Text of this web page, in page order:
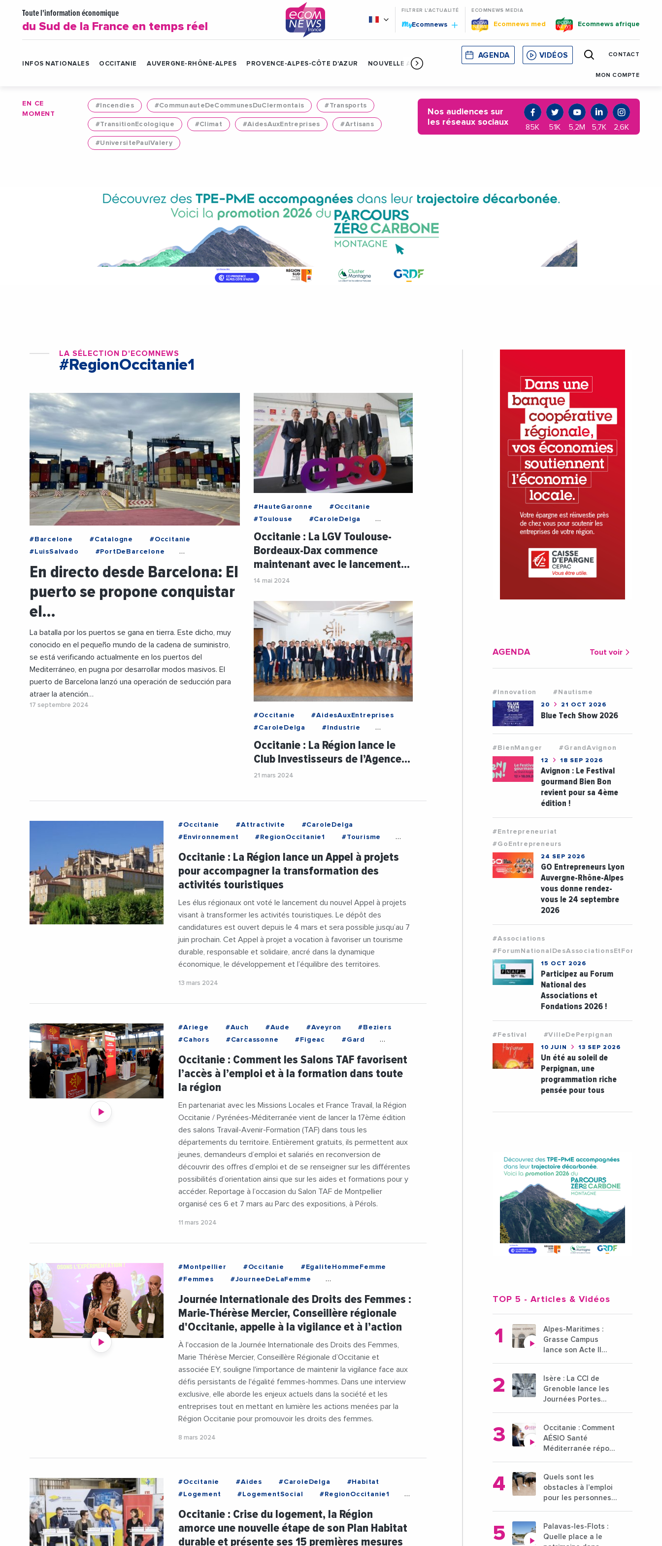
Toute l'information économique
du Sud de la France en temps réel
FILTRER L'ACTUALITÉ
MyEcomnews
ECOMNEWS MEDIA
Ecomnews med Ecomnews afrique
INFOS NATIONALES OCCITANIE AUVERGNE-RHÔNE-ALPES PROVENCE-ALPES-CÔTE D'AZUR NOUVELLE AQUITAINE CORSE MONACO CATALOGNE
AGENDA VIDÉOS CONTACT
MON COMPTE
EN CE
MOMENT
#Incendies #CommunauteDeCommunesDuClermontais #Transports
#TransitionEcologique #Climat #AidesAuxEntreprises #Artisans
#UniversitePaulValery
Nos audiences sur
les réseaux sociaux
85K 51K 5,2M 5,7K 2,6K
LA SÉLECTION D'ECOMNEWS
#RegionOccitanie1
#Barcelone #Catalogne
#Occitanie
#LuisSalvado
#PortDeBarcelone
#RegionOccitanie
#SebastienDenaja
#TransportDeMarchandises
#Transports
#VieDesEntreprises
En directo desde Barcelona: El
puerto se propone conquistar
el…
La batalla por los puertos se gana en tierra. Este dicho, muy
conocido en el pequeño mundo de la cadena de suministro,
se está verificando actualmente en los puertos del
Mediterráneo, en pugna por desarrollar modos masivos. El
puerto de Barcelona lanzó una operación de seducción para
atraer la atención…
17 septembre 2024
#HauteGaronne
#Occitanie
#Toulouse
#CaroleDelga
#DepartementDeLaHauteGaronne
#LGV
#MetropoleDeToulouse
#PrefectureOccitanie
#RegionOccitanie1
#ToulouseMetropole
#Train
Occitanie : La LGV Toulouse-
Bordeaux-Dax commence
maintenant avec le lancement…
14 mai 2024
#Occitanie
#AidesAuxEntreprises
#CaroleDelga
#Industrie
#Investissements
#PME
Occitanie : La Région lance le
Club Investisseurs de l’Agence…
21 mars 2024
#Occitanie #Attractivite
#CaroleDelga
#Environnement
#RegionOccitanie1
#Tourisme
Occitanie : La Région lance un Appel à projets
pour accompagner la transformation des
activités touristiques
Les élus régionaux ont voté le lancement du nouvel Appel à projets
visant à transformer les activités touristiques. Le dépôt des
candidatures est ouvert depuis le 4 mars et sera possible jusqu’au 7
juin prochain. Cet Appel à projet a vocation à favoriser un tourisme
durable, responsable et solidaire, ancré dans la dynamique
économique, le développement et l’équilibre des territoires.
13 mars 2024
#Ariege #Auch #Aude #Aveyron
#Beziers
#Cahors
#Carcassonne #Figeac
#Gard
#Herault
#Lot #Lozere #Mende
#Millau
#Montauban
#Montpellier #Nimes
#Occitanie
#Rodez
#CMAHerault
#DepartementDeLaLozere
#EmploiFormation
#Entreprises
#FranceTravailOccitanie
#KeyceAcademy
#MissionLocaleJeunes
#RegionOccitanie1
#SalonTAF
#UIMMLR #Videos
Occitanie : Comment les Salons TAF favorisent
l’accès à l’emploi et à la formation dans toute
la région
En partenariat avec les Missions Locales et France Travail, la Région
Occitanie / Pyrénées-Méditerranée vient de lancer la 17ème édition
des salons Travail-Avenir-Formation (TAF) dans tous les
départements du territoire. Entièrement gratuits, ils permettent aux
jeunes, demandeurs d’emploi et salariés en reconversion de
découvrir des offres d’emploi et de se renseigner sur les différentes
possibilités d’orientation ainsi que sur les aides et formations pour y
accéder. Reportage à l’occasion du Salon TAF de Montpellier
organisé ces 6 et 7 mars au Parc des expositions, à Pérols.
11 mars 2024
#Montpellier #Occitanie
#EgaliteHommeFemme
#Femmes
#JourneeDeLaFemme
Journée Internationale des Droits des Femmes :
Marie-Thérèse Mercier, Conseillère régionale
d'Occitanie, appelle à la vigilance et à l’action
À l'occasion de la Journée Internationale des Droits des Femmes,
Marie Thérèse Mercier, Conseillère Régionale d’Occitanie et
associée EY, souligne l'importance de maintenir la vigilance face aux
défis persistants de l'égalité femmes-hommes. Dans une interview
exclusive, elle aborde les enjeux actuels dans la société et les
entreprises tout en mettant en lumière les actions menées par la
Région Occitanie pour promouvoir les droits des femmes.
8 mars 2024
#Occitanie #Aides #CaroleDelga
#Habitat
#Logement
#LogementSocial
#RegionOccitanie1
Occitanie : Crise du logement, la Région
amorce une nouvelle étape de son Plan Habitat
durable et présente ses 15 premières mesures
AGENDA Tout voir
#Innovation #Nautisme
20 21 OCT 2026
Blue Tech Show 2026
#BienManger #GrandAvignon
12 18 SEP 2026
Avignon : Le Festival
gourmand Bien Bon
revient pour sa 4ème
édition !
#Entrepreneuriat
#GoEntrepreneurs
24 SEP 2026
GO Entrepreneurs Lyon
Auvergne-Rhône-Alpes
vous donne rendez-
vous le 24 septembre
2026
#Associations
15 OCT 2026
Participez au Forum
National des
Associations et
Fondations 2026 !
#Festival #VilleDePerpignan
10 JUIN 13 SEP 2026
Un été au soleil de
Perpignan, une
programmation riche
pensée pour tous
TOP 5 - Articles & Vidéos
Alpes-Maritimes :
Grasse Campus
lance son Acte II
pour l'enseignement
supérieur
Isère : La CCI de
Grenoble lance les
Journées Portes
21 octobre 2024
Occitanie : Comment
AÉSIO Santé
Méditerranée répond
médicaux ?
Quels sont les
obstacles à l’emploi
pour les personnes
Palavas-les-Flots :
Quelle place a le